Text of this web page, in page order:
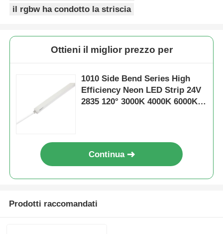
il rgbw ha condotto la striscia
Ottieni il miglior prezzo per
1010 Side Bend Series High
Efficiency Neon LED Strip 24V
2835 120° 3000K 4000K 6000K
Continua
Prodotti raccomandati